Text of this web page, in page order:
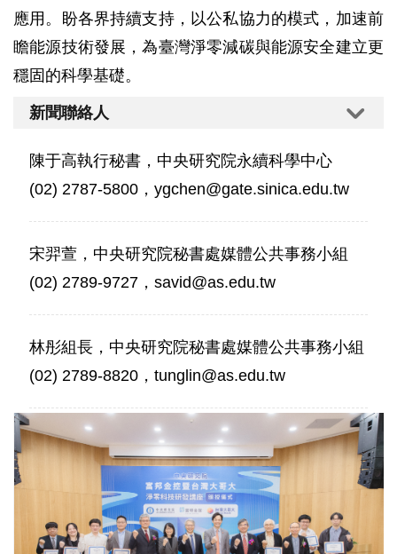
應用。盼各界持續支持，以公私協力的模式，加速前
瞻能源技術發展，為臺灣淨零減碳與能源安全建立更
穩固的科學基礎。
新聞聯絡人
陳于高執行秘書，中央研究院永續科學中心
(02) 2787-5800，ygchen@gate.sinica.edu.tw
宋羿萱，中央研究院秘書處媒體公共事務小組
(02) 2789-9727，savid@as.edu.tw
林彤組長，中央研究院秘書處媒體公共事務小組
(02) 2789-8820，tunglin@as.edu.tw
「中
研
院
富
邦